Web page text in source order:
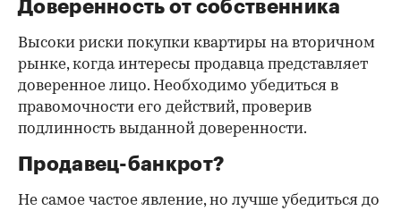
Доверенность от собственника
Высоки риски покупки квартиры на вторичном
рынке, когда интересы продавца представляет
доверенное лицо. Необходимо убедиться в
правомочности его действий, проверив
подлинность выданной доверенности.
Продавец-банкрот?
Не самое частое явление, но лучше убедиться до